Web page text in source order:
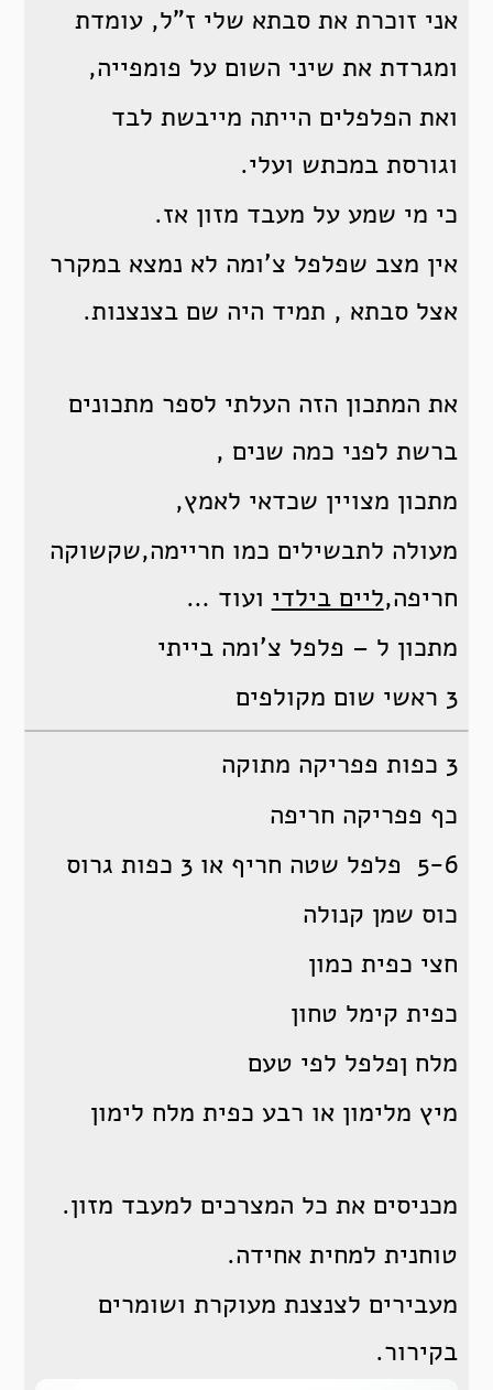
אני זוכרת את סבתא שלי ז”ל, עומדת
ומגרדת את שיני השום על פומפייה,
ואת הפלפלים הייתה מייבשת לבד
וגורסת במכתש ועלי.
כי מי שמע על מעבד מזון אז.
אין מצב שפלפל צ’ומה לא נמצא במקרר
אצל סבתא , תמיד היה שם בצנצנות.
את המתכון הזה העלתי לספר מתכונים
ברשת לפני כמה שנים ,
מתכון מצויין שכדאי לאמץ,
מעולה לתבשילים כמו חריימה,שקשוקה
חריפה,ליים בילדי ועוד …
מתכון ל – פלפל צ’ומה בייתי
3 ראשי שום מקולפים
3 כפות פפריקה מתוקה
כף פפריקה חריפה
5-6 פלפל שטה חריף או 3 כפות גרוס
כוס שמן קנולה
חצי כפית כמון
כפית קימל טחון
מלח ןפלפל לפי טעם
מיץ מלימון או רבע כפית מלח לימון
מכניסים את כל המצרכים למעבד מזון.
טוחנית למחית אחידה.
מעבירים לצנצנת מעוקרת ושומרים
בקירור.